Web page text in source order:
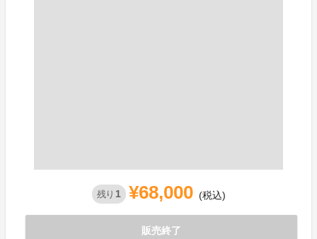
残り 1 ¥68,000 (税込)
販売終了